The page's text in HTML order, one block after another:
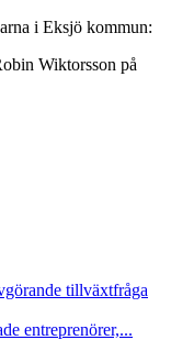
i Eksjö kommun:
Wiktorsson på
tillväxtfråga
entreprenörer,...